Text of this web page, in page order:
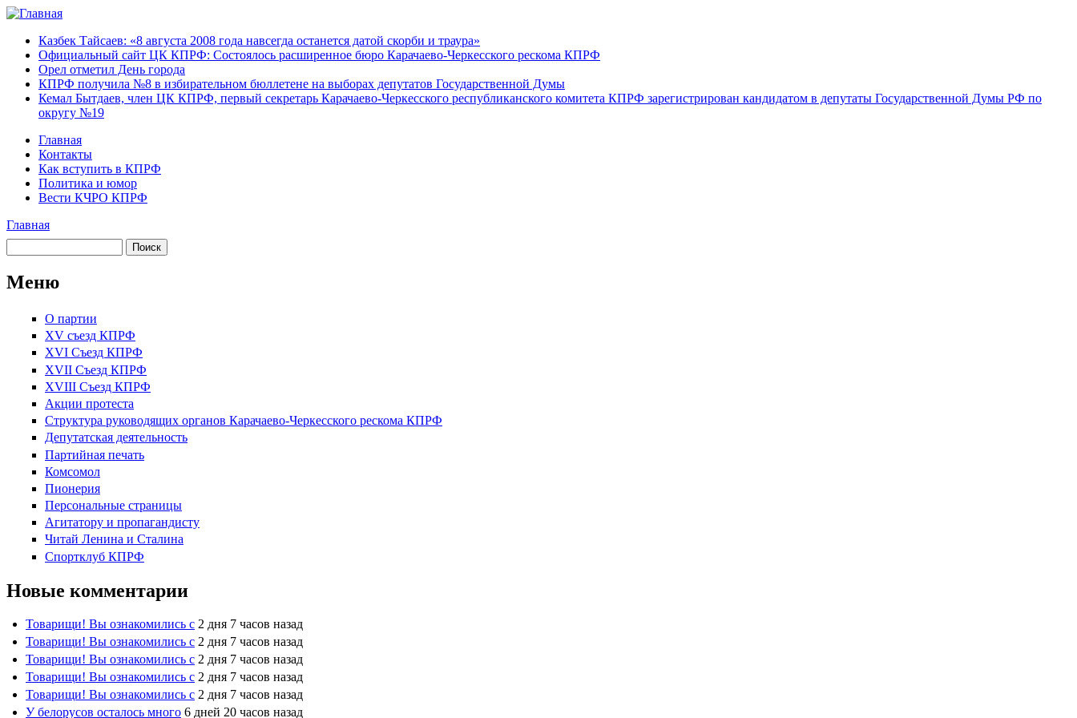
Перейти к основному содержанию
Черкесское
республиканское
отделение
Коммунистической
партии Российской
Федерации
аргументы,
факты
Казбек Тайсаев: «8 августа 2008 года навсегда останется датой скорби и траура»
Официальный сайт ЦК КПРФ: Состоялось расширенное бюро Карачаево-Черкесского рескома КПРФ
Орел отметил День города
КПРФ получила №8 в избирательном бюллетене на выборах депутатов Государственной Думы
Кемал Бытдаев, член ЦК КПРФ, первый секретарь Карачаево-Черкесского республиканского комитета КПРФ зарегистрирован кандидатом в депутаты Государственной Думы РФ по
округу №19
Главное меню
Главная
Контакты
Как вступить в КПРФ
Политика и юмор
Вести КЧРО КПРФ
Вы здесь
Главная
Меню
О партии
XV съезд КПРФ
XVI Съезд КПРФ
XVII Cъезд КПРФ
XVIII Cъезд КПРФ
Акции протеста
Структура руководящих органов Карачаево-Черкесского рескома КПРФ
Депутатская деятельность
Партийная печать
Комсомол
Пионерия
Персональные страницы
Агитатору и пропагандисту
Читай Ленина и Сталина
Спортклуб КПРФ
Новые комментарии
Товарищи! Вы ознакомились с 2 дня 7 часов назад
Товарищи! Вы ознакомились с 2 дня 7 часов назад
Товарищи! Вы ознакомились с 2 дня 7 часов назад
Товарищи! Вы ознакомились с 2 дня 7 часов назад
Товарищи! Вы ознакомились с 2 дня 7 часов назад
У белорусов осталось много 6 дней 20 часов назад